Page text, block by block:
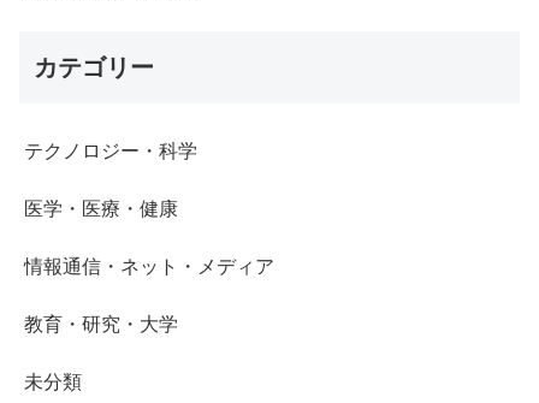
カテゴリー
テクノロジー・科学
医学・医療・健康
情報通信・ネット・メディア
教育・研究・大学
未分類